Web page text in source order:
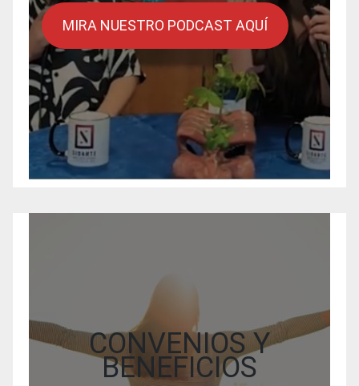
MIRA NUESTRO PODCAST AQUÍ
CONVENIOS Y
BENEFICIOS